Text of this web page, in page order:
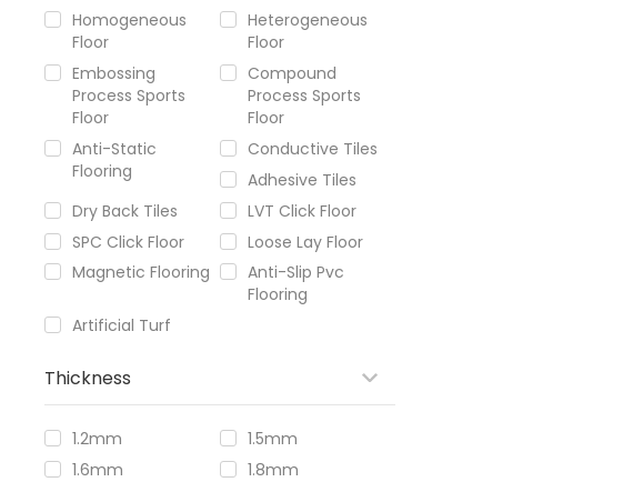
Homogeneous
Floor
Heterogeneous
Floor
Embossing
Process Sports
Floor
Compound
Process Sports
Floor
Anti-Static
Flooring
Conductive Tiles
Adhesive Tiles
Dry Back Tiles
LVT Click Floor
SPC Click Floor
Loose Lay Floor
Magnetic Flooring
Anti-Slip Pvc
Flooring
Artificial Turf
Thickness
1.2mm
1.5mm
1.6mm
1.8mm